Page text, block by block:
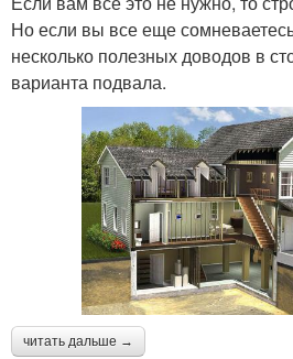
Но если вы все еще
несколько полезных доводов в
варианта подвала.
читать дальше →